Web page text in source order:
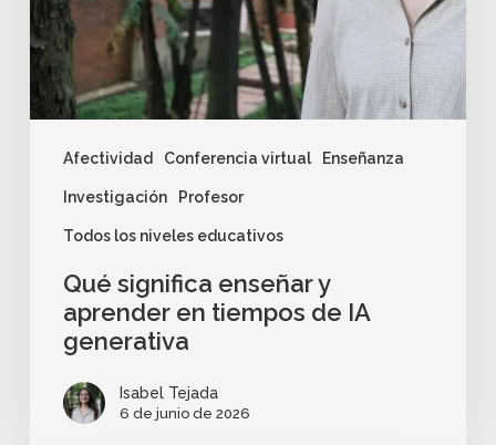
Afectividad Conferencia virtual Enseñanza
Investigación Profesor
Todos los niveles educativos
Qué significa enseñar y
aprender en tiempos de IA
generativa
Isabel Tejada
6 de junio de 2026